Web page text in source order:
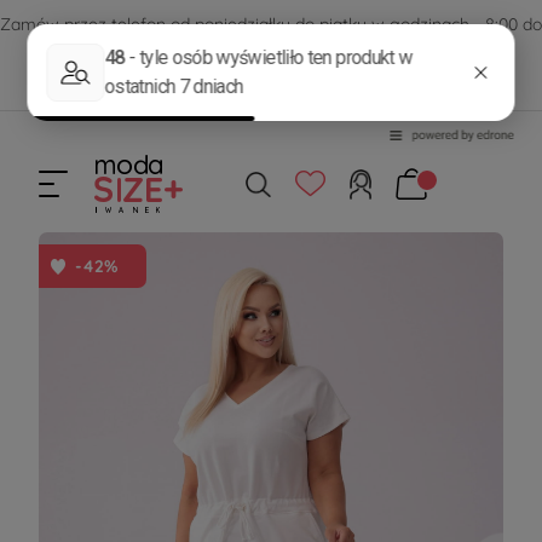
Zamów przez telefon od poniedziałku do piątku w godzinach - 8:00 do
15:00
570 390 351
sklep@modasizeplus.pl
-42%